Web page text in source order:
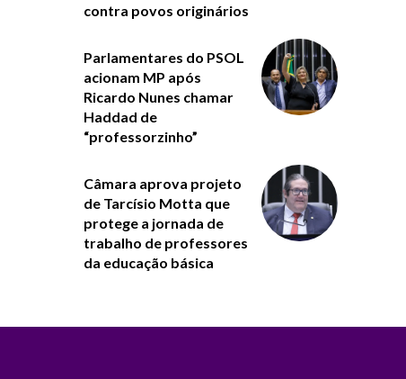
contra povos originários
Parlamentares do PSOL
acionam MP após
Ricardo Nunes chamar
Haddad de
“professorzinho”
Câmara aprova projeto
de Tarcísio Motta que
protege a jornada de
trabalho de professores
da educação básica